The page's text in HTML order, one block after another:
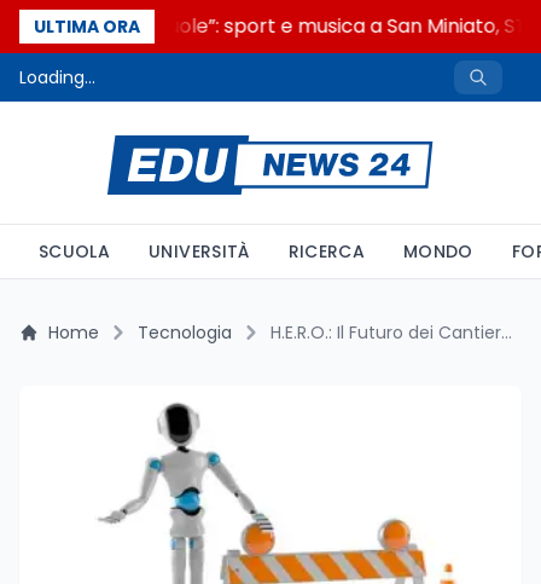
ULTIMA ORA
“Noi siamo le Scuole”: sport e musica a San Miniato,
Loading...
SCUOLA UNIVERSITÀ RICERCA MONDO
Home Tecnologia H.E.R.O.: Il Futuro dei Cantieri Stradali Passa dalla Robotica Umanoide